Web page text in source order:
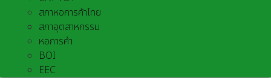
สภาหอการค้าไทย
สภาอุตสาหกรรม
หอการค้า
BOI
EEC